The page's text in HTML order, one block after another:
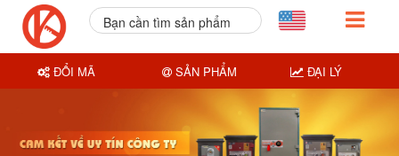
Bạn cần tìm sản phẩm
ĐỔI MÃ SẢN PHẨM ĐẠI LÝ